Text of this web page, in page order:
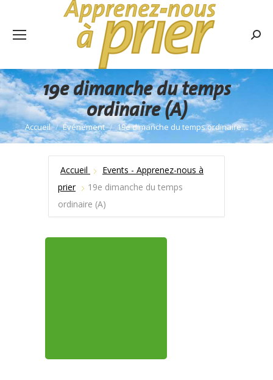
19e dimanche du temps
ordinaire (A)
Vous êtes ici :
Accueil Événement 19e dimanche du temps ordinaire…
Accueil
Events - Apprenez-nous à
prier
19e dimanche du temps
ordinaire (A)